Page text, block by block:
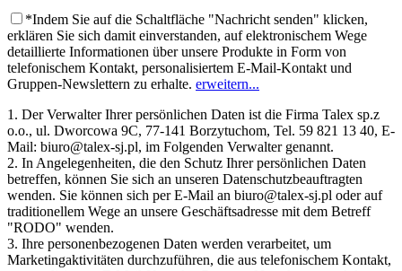
*Indem Sie auf die Schaltfläche "Nachricht senden" klicken,
erklären Sie sich damit einverstanden, auf elektronischem Wege
detaillierte Informationen über unsere Produkte in Form von
telefonischem Kontakt, personalisiertem E-Mail-Kontakt und
Gruppen-Newslettern zu erhalte. erweitern...
1. Der Verwalter Ihrer persönlichen Daten ist die Firma Talex sp.z
o.o., ul. Dworcowa 9C, 77-141 Borzytuchom, Tel. 59 821 13 40, E-
Mail: biuro@talex-sj.pl, im Folgenden Verwalter genannt.
2. In Angelegenheiten, die den Schutz Ihrer persönlichen Daten
betreffen, können Sie sich an unseren Datenschutzbeauftragten
wenden. Sie können sich per E-Mail an biuro@talex-sj.pl oder auf
traditionellem Wege an unsere Geschäftsadresse mit dem Betreff
"RODO" wenden.
3. Ihre personenbezogenen Daten werden verarbeitet, um
Marketingaktivitäten durchzuführen, die aus telefonischem Kontakt,